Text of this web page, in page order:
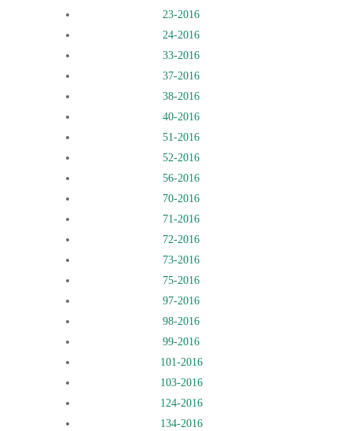
23-2016
24-2016
33-2016
37-2016
38-2016
40-2016
51-2016
52-2016
56-2016
70-2016
71-2016
72-2016
73-2016
75-2016
97-2016
98-2016
99-2016
101-2016
103-2016
124-2016
134-2016